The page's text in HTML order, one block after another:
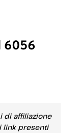
6056
di affiliazione
link presenti